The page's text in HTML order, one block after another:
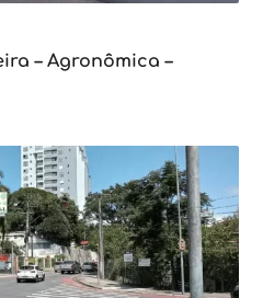
– Agronômica –